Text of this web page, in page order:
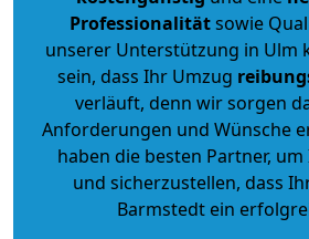
Professionalitätsowie
unserer Unterstützung in Ulm
sein, dass Ihr Umzug
verläuft, denn wir sorgen
Anforderungen und Wünsche
haben die besten Partner,
und sicherzustellen, dass
Barmstedt ein